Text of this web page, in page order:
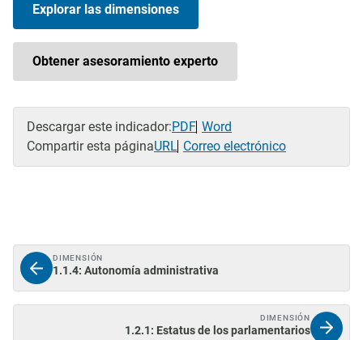
Explorar las dimensiones
Obtener asesoramiento experto
Descargar este indicador:PDF Word
Compartir esta páginaURL Correo electrónico
DIMENSIÓN
1.1.4: Autonomía administrativa
DIMENSIÓN
1.2.1: Estatus de los parlamentarios